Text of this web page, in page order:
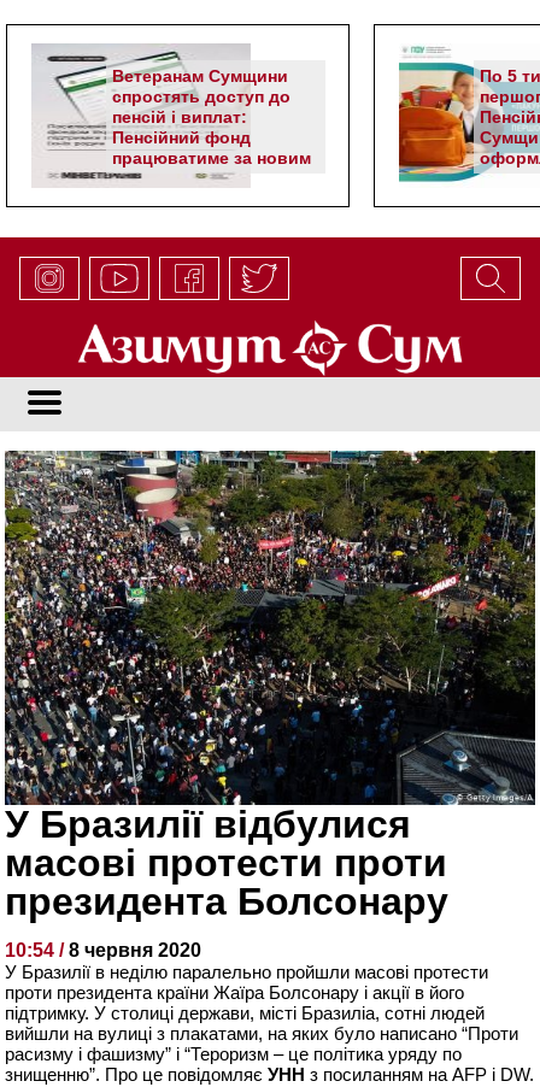
Ветеранам Сумщини
спростять доступ до
пенсій і виплат:
Пенсійний фонд
працюватиме за новим
алгоритмом
По 5
У Бразилії відбулися
масові протести проти
президента Болсонару
10:54 /8 червня 2020
У Бразилії в неділю паралельно пройшли масові протести
проти президента країни Жаїра Болсонару і акції в його
підтримку. У столиці держави, місті Бразиліа, сотні людей
вийшли на вулиці з плакатами, на яких було написано “Проти
расизму і фашизму” і “Тероризм – це політика уряду по
знищенню”. Про це повідомляєУНН з посиланням на AFP і DW.